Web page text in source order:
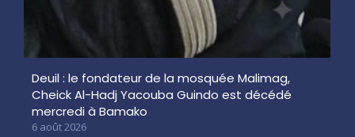
Deuil : le fondateur de la mosquée Malimag,
Cheick Al-Hadj Yacouba Guindo est décédé
mercredi à Bamako
6 août 2026